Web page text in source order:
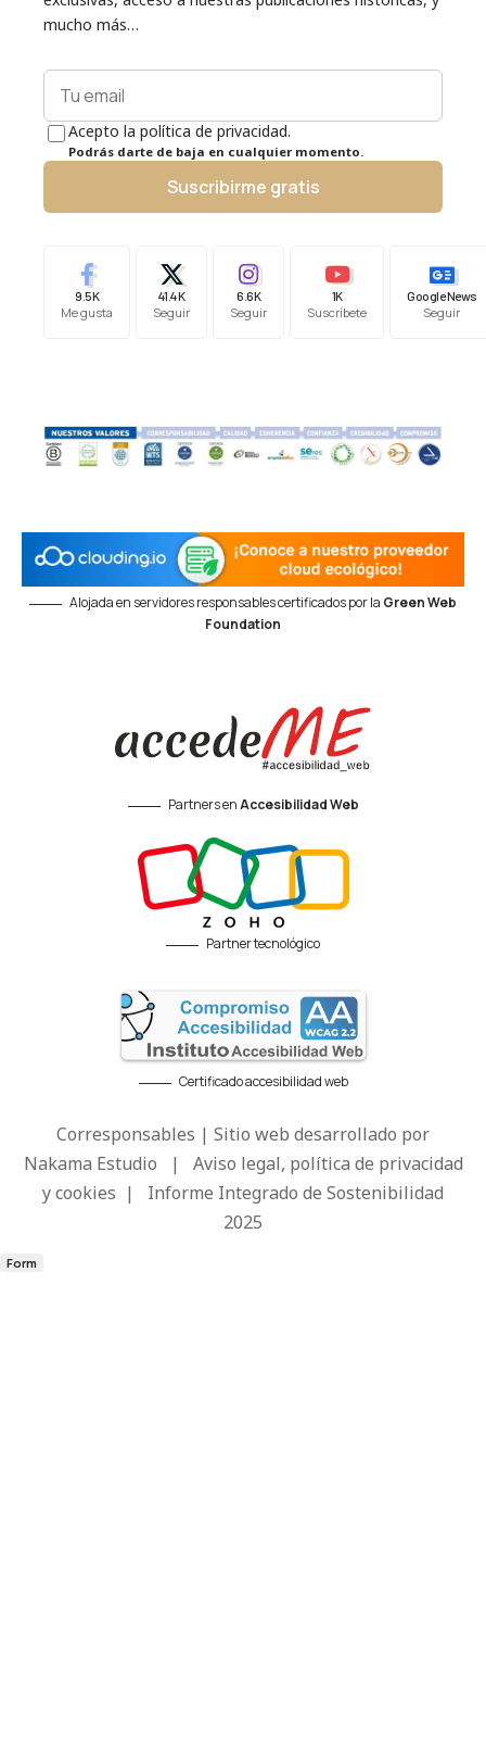
mucho más…
Acepto la política de privacidad.
Podrás darte de baja en cualquier momento.
Suscribirme gratis
9.5K
Me gusta
41.4K
Seguir
6.6K
Seguir
1K
Suscríbete
Google News
Seguir
Alojada en servidores responsables certificados por la Green Web
Foundation
Partners enAccesibilidad Web
Partner tecnológico
Certificado accesibilidad web
Corresponsables | Sitio web desarrollado por
Nakama Estudio | Aviso legal, política de privacidad
y cookies | Informe Integrado de Sostenibilidad
2025
Form